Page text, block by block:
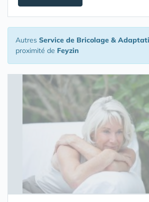
Autres Service de Bricolage &
proximité de Feyzin